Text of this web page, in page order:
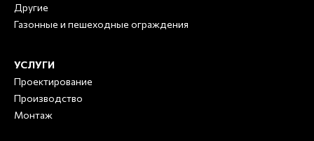
Другие
Газонные и пешеходные ограждения
УСЛУГИ
Проектирование
Производство
Монтаж